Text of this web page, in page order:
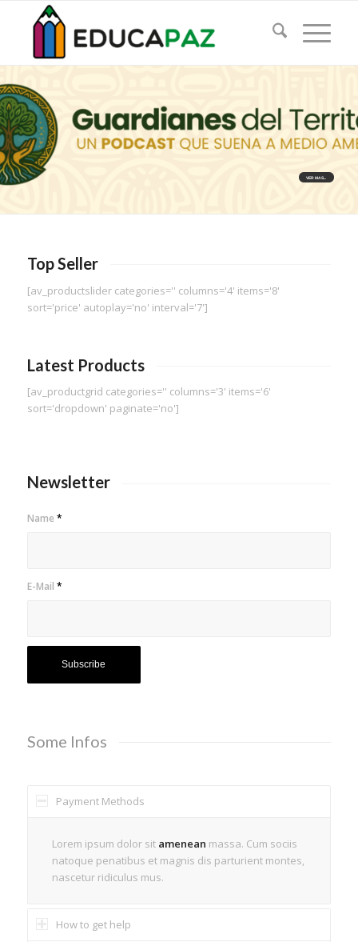
VER MAS...
Top Seller
[av_productslider categories='' columns='4' items='8'
sort='price' autoplay='no' interval='7']
Latest Products
[av_productgrid categories='' columns='3' items='6'
sort='dropdown' paginate='no']
Newsletter
Name *
E-Mail *
Some Infos
Payment Methods
Lorem ipsum dolor sit amenean massa. Cum sociis
natoque penatibus et magnis dis parturient montes,
nascetur ridiculus mus.
How to get help